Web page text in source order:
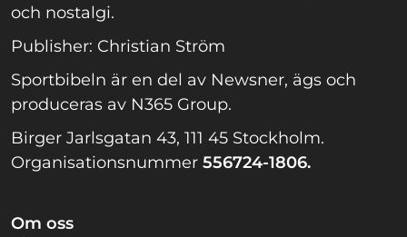
och nostalgi.
Publisher: Christian Ström
Sportbibeln är en del av Newsner, ägs och
produceras av N365 Group.
Birger Jarlsgatan 43, 111 45 Stockholm.
Organisationsnummer 556724-1806.
Om oss